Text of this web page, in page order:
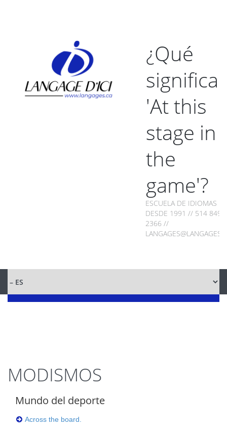
¿Qué
significa
'At this
stage in
the
game'?
ESCUELA DE IDIOMAS
DESDE 1991 // 514 849-
2366 //
MODISMOS
Mundo del deporte
Across the board.